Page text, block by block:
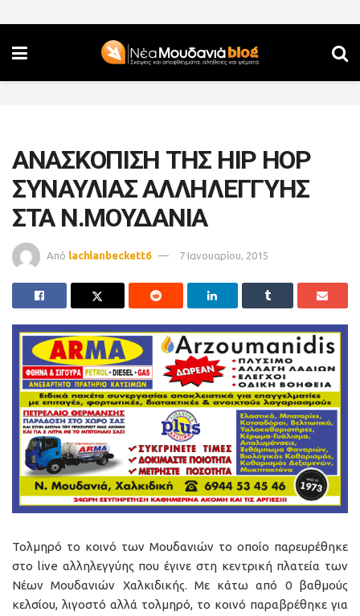
ΑΝΑΣΚΟΠΙΣΗ ΤΗΣ HIP HOP
ΣΥΝΑΥΛΙΑΣ ΑΛΛΗΛΕΓΓΥΗΣ
ΣΤΑ Ν.ΜΟΥΔΑΝΙΑ
Από lachlanbeckett6 7 Ιανουαρίου, 2015
Τολμηρό το κοινό των Μουδανιών το οποίο παρευρέθηκε
στο live αλληλεγγύης που έγινε στη κεντρική πλατεία των
Νέων Μουδανιών Χαλκιδικής. Με κάτω από 0 βαθμούς
κελσίου, λιγοστό αλλά τολμηρό, το κοινό παραβρέθηκε για